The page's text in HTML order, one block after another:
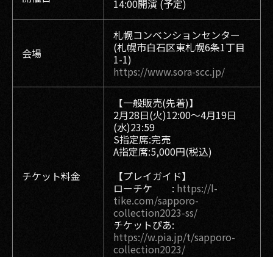
14:00開演 (予定)
会場
札幌コンベンションセンター
(札幌市白石区東札幌6条1丁目
1-1)
https://www.sora-scc.jp/
チケット料金
【一般販売(先着)】
2月28日(火)12:00～4月19日
(水)23:59
S指定席:完売
A指定席:5,000円(税込)
【プレイガイド】
ローチケ : https://l-
tike.com/sapporo-
collection2023-ss/
チケットぴあ:
https://w.pia.jp/t/sapporo-
collection2023/